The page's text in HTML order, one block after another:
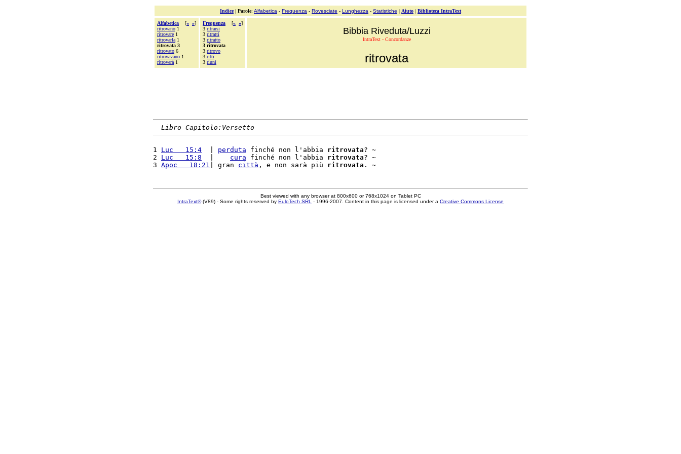
Indice| Parole: Alfabetica - Frequenza - Rovesciate - Lunghezza - Statistiche | Aiuto | Biblioteca IntraText
Alfabetica [« »]
ritrovano 1
ritrovare 1
ritrovarla 1
ritrovata 3
ritrovato 6
ritrovavano 1
ritroverà 1
Frequenza [« »]
3 ritrarsi
3 ritratti
3 ritratto
3 ritrovata
3 ritrovo
3 ritti
3 riunì
Bibbia Riveduta/Luzzi
IntraText - Concordanze
ritrovata
Libro Capitolo:Versetto
1 Luc   15:4 perduta finché non l'abbia ritrovata? ~
2 Luc   15:8 cura finché non l'abbia ritrovata? ~
3 Apoc   18:21 | gran città , e non sarà più ritrovata
Best viewed with any browser at 800x600 or 768x1024 on Tablet PC
IntraText®(V89) - Some rights reserved by EuloTech SRL - 1996-2007. Content in this page is licensed under a Creative Commons License